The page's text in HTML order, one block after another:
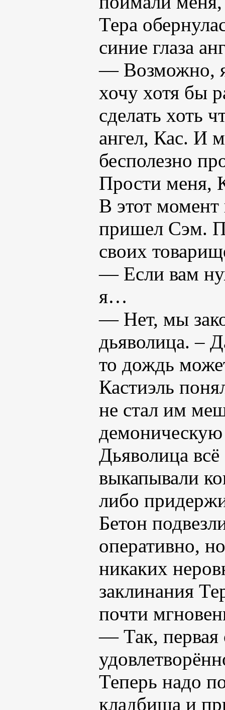
Тера
синие глаза
— Возможно,
хочу хотя бы
сделать хоть
ангел, Кас. И
бесполезно
Прости меня,
В этот
пришел Сэм.
своих
— Если вам
я…
— Нет, мы
дьяволица. –
то дождь
Кастиэль
не стал им
Дьяволица
выкапывали
либо
Бетон
оперативно,
никаких
заклинания
почти
— Так, первая
Теперь надо
кладбища и